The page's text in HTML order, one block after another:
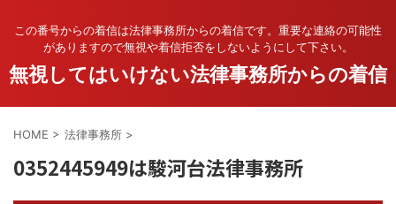
この番号からの着信は法律事務所からの着信です。重要な連絡の可能性
がありますので無視や着信拒否をしないようにして下さい。
無視してはいけない法律事務所からの着信
HOME > 法律事務所 >
0352445949は駿河台法律事務所